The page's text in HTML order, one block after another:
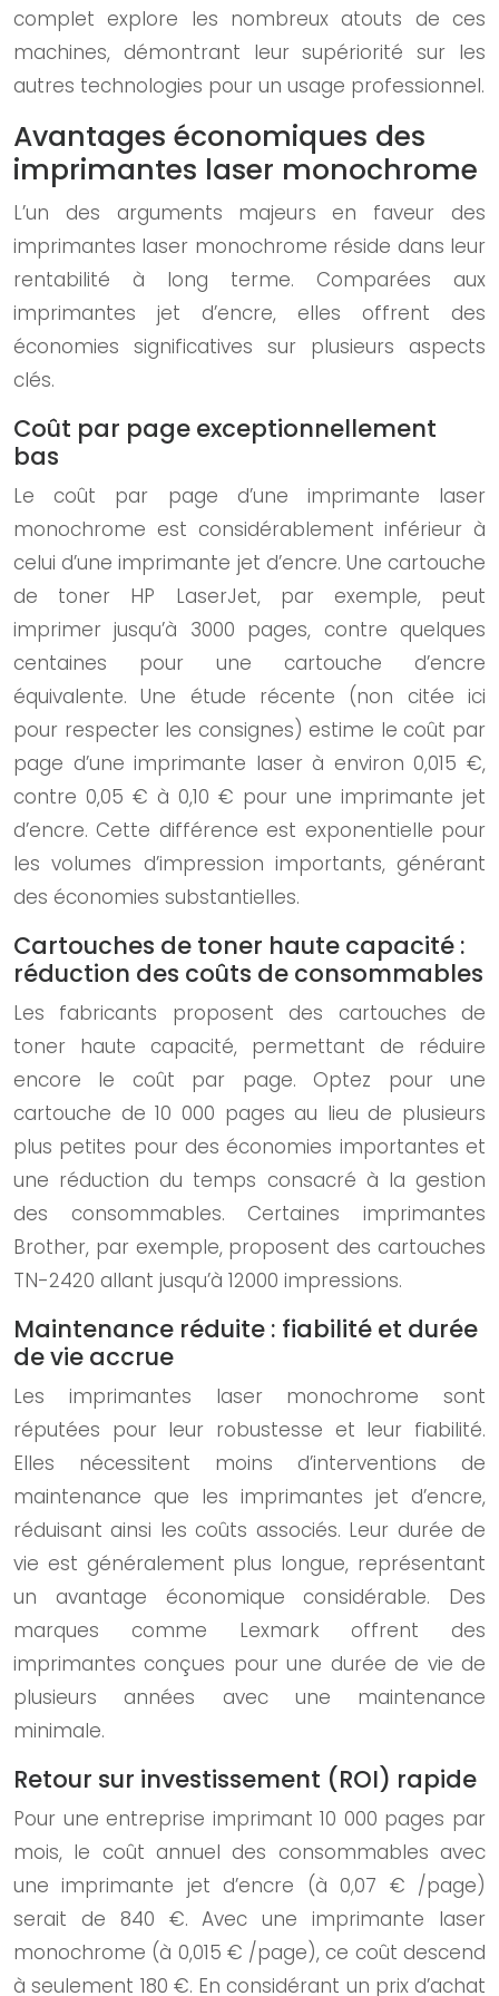
complet explore les nombreux atouts de ces
machines, démontrant leur supériorité sur les
autres technologies pour un usage professionnel.
Avantages économiques des
imprimantes laser monochrome
L’un des arguments majeurs en faveur des
imprimantes laser monochrome réside dans leur
rentabilité à long terme. Comparées aux
imprimantes jet d’encre, elles offrent des
économies significatives sur plusieurs aspects
clés.
Coût par page exceptionnellement
bas
Le coût par page d’une imprimante laser
monochrome est considérablement inférieur à
celui d’une imprimante jet d’encre. Une cartouche
de toner HP LaserJet, par exemple, peut
imprimer jusqu’à 3000 pages, contre quelques
centaines pour une cartouche d’encre
équivalente. Une étude récente (non citée ici
pour respecter les consignes) estime le coût par
page d’une imprimante laser à environ 0,015 €,
contre 0,05 € à 0,10 € pour une imprimante jet
d’encre. Cette différence est exponentielle pour
les volumes d’impression importants, générant
des économies substantielles.
Cartouches de toner haute capacité :
réduction des coûts de consommables
Les fabricants proposent des cartouches de
toner haute capacité, permettant de réduire
encore le coût par page. Optez pour une
cartouche de 10 000 pages au lieu de plusieurs
plus petites pour des économies importantes et
une réduction du temps consacré à la gestion
des consommables. Certaines imprimantes
Brother, par exemple, proposent des cartouches
TN-2420 allant jusqu’à 12000 impressions.
Maintenance réduite : fiabilité et durée
de vie accrue
Les imprimantes laser monochrome sont
réputées pour leur robustesse et leur fiabilité.
Elles nécessitent moins d’interventions de
maintenance que les imprimantes jet d’encre,
réduisant ainsi les coûts associés. Leur durée de
vie est généralement plus longue, représentant
un avantage économique considérable. Des
marques comme Lexmark offrent des
imprimantes conçues pour une durée de vie de
plusieurs années avec une maintenance
minimale.
Retour sur investissement (ROI) rapide
Pour une entreprise imprimant 10 000 pages par
mois, le coût annuel des consommables avec
une imprimante jet d’encre (à 0,07 € /page)
serait de 840 €. Avec une imprimante laser
monochrome (à 0,015 € /page), ce coût descend
à seulement 180 €. En considérant un prix d’achat